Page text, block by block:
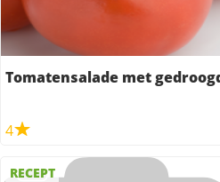
Tomatensalade met
4
RECEPT